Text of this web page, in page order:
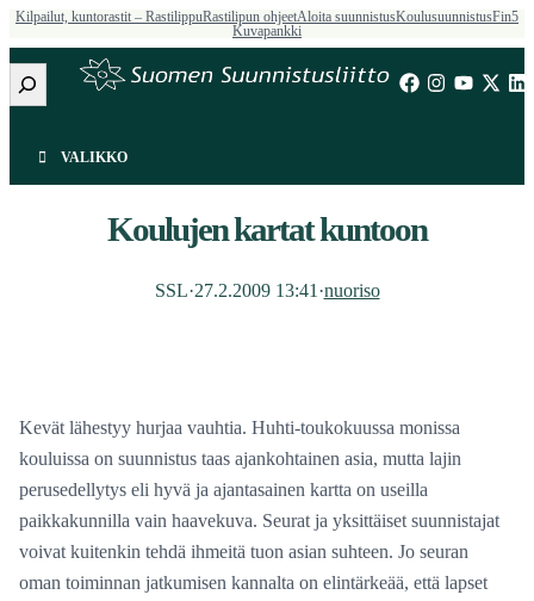
Kilpailut, kuntorastit – RastilippuRastilipun ohjeetAloita suunnistusKoulusuunnistusFin5
Kuvapankki
Etsi
VALIKKO
Koulujen kartat kuntoon
SSL·27.2.2009 13:41 ·nuoriso
Kevät lähestyy hurjaa vauhtia. Huhti-toukokuussa monissa
kouluissa on suunnistus taas ajankohtainen asia, mutta lajin
perusedellytys eli hyvä ja ajantasainen kartta on useilla
paikkakunnilla vain haavekuva. Seurat ja yksittäiset suunnistajat
voivat kuitenkin tehdä ihmeitä tuon asian suhteen. Jo seuran
oman toiminnan jatkumisen kannalta on elintärkeää, että lapset